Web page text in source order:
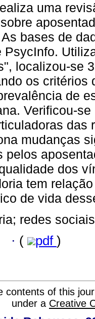
uma
bases de
PsycInfo.
localizou-se
os critérios
de
Verificou-
das
mudanças
pelos
dos
tem
de vida
redes
· ( pdf )
contents of this
under a Creative